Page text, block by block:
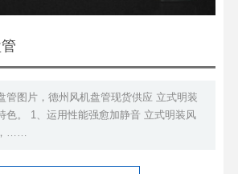
图片，德州风机盘管现货供应 立式明装
色。 1、运用性能强愈加静音 立式明装风
，……